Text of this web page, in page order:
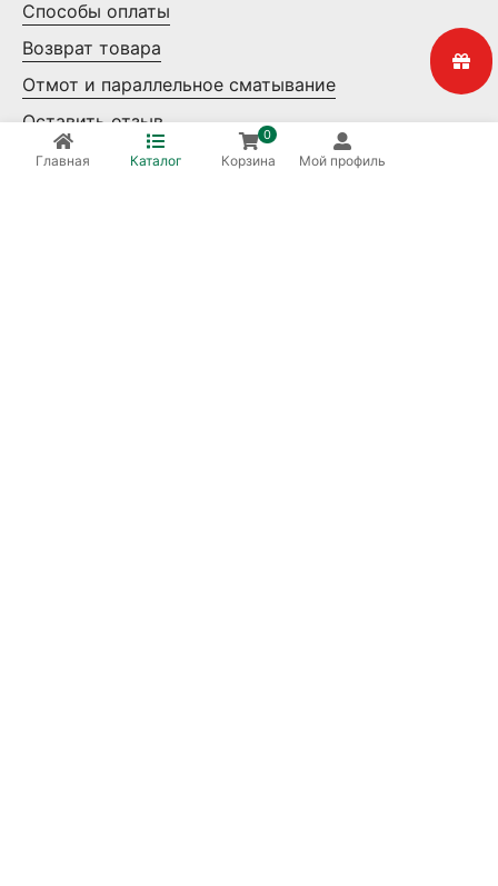
Способы оплаты
Возврат товара
Отмот и параллельное сматывание
Оставить отзыв
Контакты
Главная Каталог Корзина
0
Мой профиль